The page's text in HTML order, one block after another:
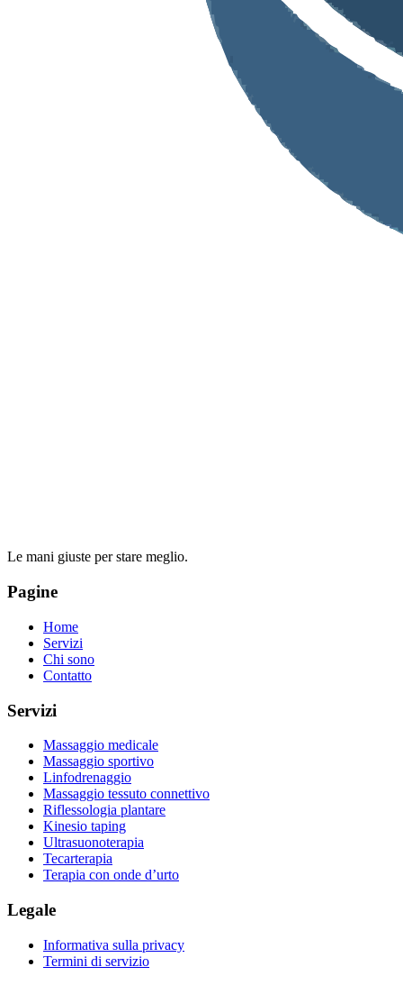
Le mani giuste per stare meglio.
Pagine
Home
Servizi
Chi sono
Contatto
Servizi
Massaggio medicale
Massaggio sportivo
Linfodrenaggio
Massaggio tessuto connettivo
Riflessologia plantare
Kinesio taping
Ultrasuonoterapia
Tecarterapia
Terapia con onde d’urto
Legale
Informativa sulla privacy
Termini di servizio